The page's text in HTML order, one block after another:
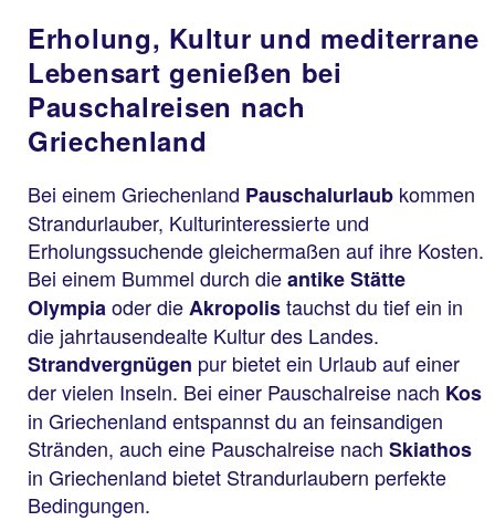
Erholung, Kultur und mediterrane
Lebensart genießen bei
Pauschalreisen nach
Griechenland
Bei einem Griechenland Pauschalurlaub kommen
Strandurlauber, Kulturinteressierte und
Erholungssuchende gleichermaßen auf ihre Kosten.
Bei einem Bummel durch dieantike Stätte
Olympiaoder dieAkropolistauchst du tief ein in
die jahrtausendealte Kultur des Landes.
Strandvergnügen pur bietet ein Urlaub auf einer
der vielen Inseln. Bei einer Pauschalreise nach Kos
in Griechenland entspannst du an feinsandigen
Stränden, auch eine Pauschalreise nach Skiathos
in Griechenland bietet Strandurlaubern perfekte
Bedingungen.